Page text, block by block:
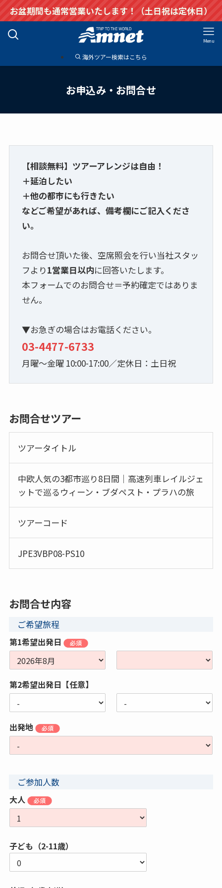
お盆期間も通常営業いたします！（土日祝は定休日）
Menu
海外ツアー検索はこちら
お申込み・お問合せ
【相談無料】ツアーアレンジは自由！
＋延泊したい
＋他の都市にも行きたい
などご希望があれば、備考欄にご記入くださ
い。
お問合せ頂いた後、空席照会を行い当社スタッ
フより1営業日以内に回答いたします。
本フォームでのお問合せ＝予約確定ではありま
せん。
▼お急ぎの場合はお電話ください。
03-4477-6733
月曜～金曜 10:00-17:00／定休日：土日祝
お問合せツアー
ツアータイトル
中欧人気の3都市巡り8日間｜高速列車レイルジェ
ットで巡るウィーン・ブダペスト・プラハの旅
ツアーコード
JPE3VBP08-PS10
お問合せ内容
ご希望旅程
第1希望出発日
第2希望出発日【任意】
出発地
ご参加人数
大人
子ども（2-11歳）